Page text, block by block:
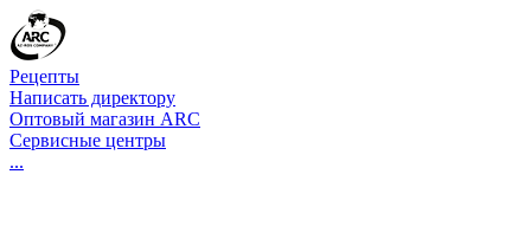
Рецепты
Написать директору
Оптовый магазин ARC
Сервисные центры
...